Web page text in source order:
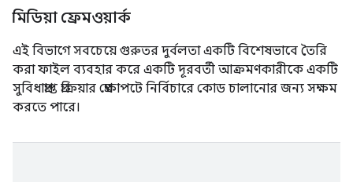
মিডিয়া ফ্রেমওয়ার্ক
এই বিভাগে সবচেয়ে গুরুতর দুর্বলতা একটি বিশেষভাবে তৈরি
করা ফাইল ব্যবহার করে একটি দূরবর্তী আক্রমণকারীকে একটি
সুবিধাপ্রাপ্ত প্রক্রিয়ার প্রেক্ষাপটে নির্বিচারে কোড চালানোর জন্য সক্ষম
করতে পারে।